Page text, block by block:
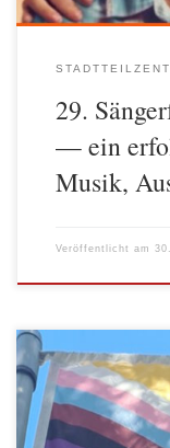
29.
— ein
Musik,
Veröffentlicht am
Im Pride Month
Flagge. Vor dem